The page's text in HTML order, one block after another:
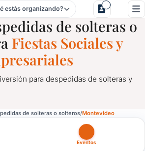
o solteros para Fiestas y Eventos
estás organizando?
de solteras o
Fiestas Sociales y
para despedidas de solteras y
de solteras o solteros Montevideo
Eventos
o solteros para Fiestas y Eventos
para despedidas de solteras y
mano de shows picantes, con humor,